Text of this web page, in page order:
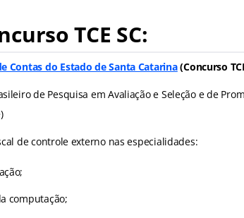
TCE SC:
Contas do Estado de Santa Catarina(Concurso
de Pesquisa em Avaliação e Seleção e de
de controle externo nas especialidades:
computação;